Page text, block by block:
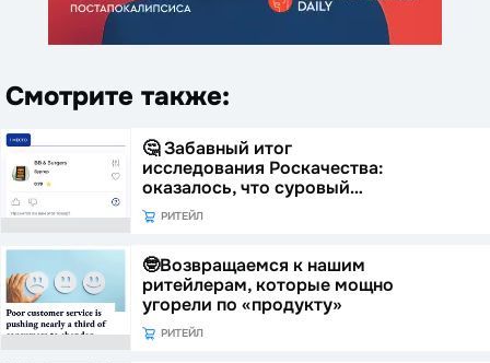
Смотрите также:
🤔 Забавный итог
исследования Роскачества:
оказалось, что суровый…
РИТЕЙЛ
🤓Возвращаемся к нашим
ритейлерам, которые мощно
угорели по «продукту»
РИТЕЙЛ